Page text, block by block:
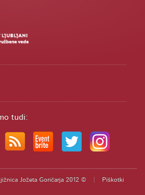
tudi:
Jožeta Goričarja 2012 © Piškotki